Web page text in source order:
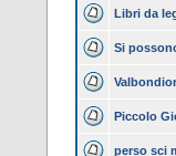
Libri da
Si
Piccolo
perso sci